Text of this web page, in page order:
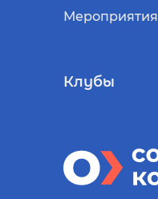
Мероприятия
Клубы